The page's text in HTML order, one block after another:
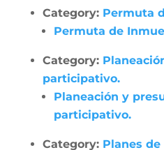
Category: Permuta
Permuta de
Category:
participativo.
Planeación y
participativo.
Category: Planes